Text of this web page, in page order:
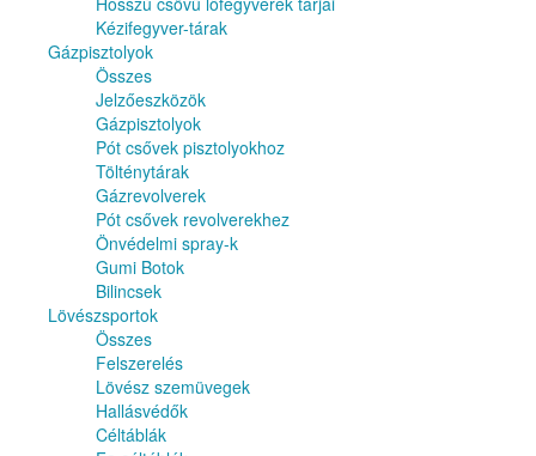
Kézifegyver-tárak
Gázpisztolyok
Összes
Jelzőeszközök
Gázpisztolyok
Pót csővek pisztolyokhoz
Tölténytárak
Gázrevolverek
Pót csővek revolverekhez
Önvédelmi spray-k
Gumi Botok
Bilincsek
Lövészsportok
Összes
Felszerelés
Lövész szemüvegek
Hallásvédők
Céltáblák